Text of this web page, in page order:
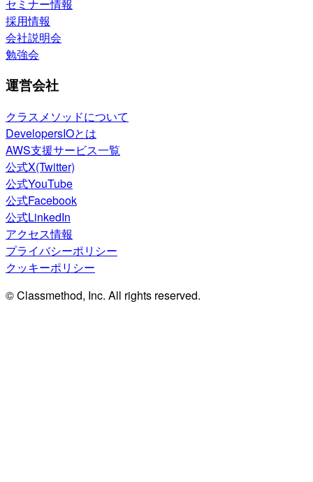
セミナー情報
採用情報
会社説明会
勉強会
運営会社
クラスメソッドについて
DevelopersIOとは
AWS支援サービス一覧
公式X(Twitter)
公式YouTube
公式Facebook
公式LinkedIn
アクセス情報
プライバシーポリシー
クッキーポリシー
© Classmethod, Inc. All rights reserved.